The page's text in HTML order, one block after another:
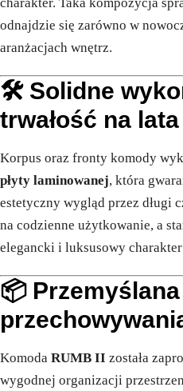
odnajdzie się zarówno w
aranżacjach wnętrz.
🛠 Solidne
trwałość na lata
Korpus oraz fronty komody
płyty laminowanej, która
estetyczny wygląd przez długi
na codzienne użytkowanie, a
elegancki i luksusowy
📦
Komoda RUMB II została
wygodnej organizacji